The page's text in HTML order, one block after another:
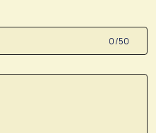
0 /50